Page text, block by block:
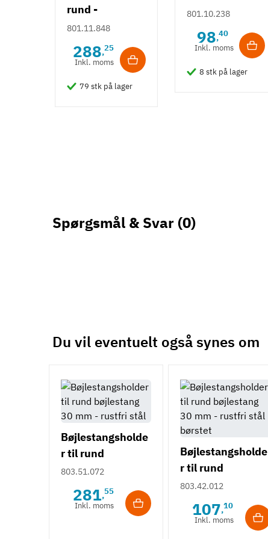
rund -
diameter 25
mm - stål med
messingoverfla
801.11.848
288,25
Inkl. moms
79 stk på lager
forkromet
801.10.238
98,40
Inkl. moms
8 stk på lager
Spørgsmål & Svar(0)
Du vil eventuelt også synes om
Bøjlestangsholde
r til rund
bøjlestang 30 mm
- rustfri stål
803.51.072
281,55
Inkl. moms
Bøjlestangsholde
r til rund
bøjlestang 30 mm
- rustfri stål
børstet
803.42.012
107,10
Inkl. moms